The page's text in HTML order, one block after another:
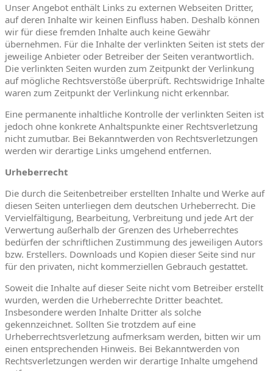
Unser Angebot enthält Links zu externen Webseiten Dritter,
auf deren Inhalte wir keinen Einfluss haben. Deshalb können
wir für diese fremden Inhalte auch keine Gewähr
übernehmen. Für die Inhalte der verlinkten Seiten ist stets der
jeweilige Anbieter oder Betreiber der Seiten verantwortlich.
Die verlinkten Seiten wurden zum Zeitpunkt der Verlinkung
auf mögliche Rechtsverstöße überprüft. Rechtswidrige Inhalte
waren zum Zeitpunkt der Verlinkung nicht erkennbar.
Eine permanente inhaltliche Kontrolle der verlinkten Seiten ist
jedoch ohne konkrete Anhaltspunkte einer Rechtsverletzung
nicht zumutbar. Bei Bekanntwerden von Rechtsverletzungen
werden wir derartige Links umgehend entfernen.
Urheberrecht
Die durch die Seitenbetreiber erstellten Inhalte und Werke auf
diesen Seiten unterliegen dem deutschen Urheberrecht. Die
Vervielfältigung, Bearbeitung, Verbreitung und jede Art der
Verwertung außerhalb der Grenzen des Urheberrechtes
bedürfen der schriftlichen Zustimmung des jeweiligen Autors
bzw. Erstellers. Downloads und Kopien dieser Seite sind nur
für den privaten, nicht kommerziellen Gebrauch gestattet.
Soweit die Inhalte auf dieser Seite nicht vom Betreiber erstellt
wurden, werden die Urheberrechte Dritter beachtet.
Insbesondere werden Inhalte Dritter als solche
gekennzeichnet. Sollten Sie trotzdem auf eine
Urheberrechtsverletzung aufmerksam werden, bitten wir um
einen entsprechenden Hinweis. Bei Bekanntwerden von
Rechtsverletzungen werden wir derartige Inhalte umgehend